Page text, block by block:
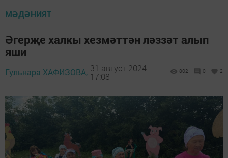
МӘДӘНИЯТ
Әгерҗе халкы хезмәттән ләззәт алып
яши
Гульнара ХАФИЗОВА, 31 август 2024 -
17:08
802 0 2